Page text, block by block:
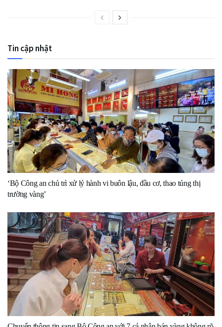
Tin cập nhật
‘Bộ Công an chủ trì xử lý hành vi buôn lậu, đầu cơ, thao túng thị
trường vàng’